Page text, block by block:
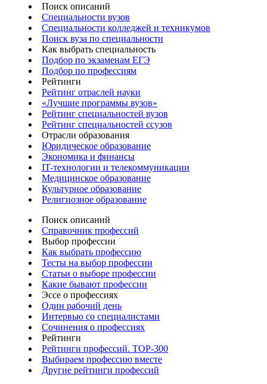
Поиск описаний
Специальности вузов
Специальности колледжей и техникумов
Поиск вуза по специальности
Как выбрать специальность
Подбор по экзаменам ЕГЭ
Подбор по профессиям
Рейтинги
Рейтинг отраслей науки
«Лучшие программы вузов»
Рейтинг специальностей вузов
Рейтинг специальностей ссузов
Отрасли образования
Юридическое образование
Экономика и финансы
IT-технологии и телекоммуникации
Медицинское образование
Культурное образование
Религиозное образование
Поиск описаний
Справочник профессий
Выбор профессии
Как выбрать профессию
Тесты на выбор профессии
Статьи о выборе профессии
Какие бывают профессии
Эссе о профессиях
Один рабочий день
Интервью со специалистами
Сочинения о профессиях
Рейтинги
Рейтинги профессий. TOP-300
Выбираем профессию вместе
Другие рейтинги профессий